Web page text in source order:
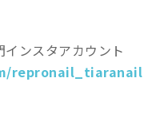
ンスタアカウント
repronail_tiaranail